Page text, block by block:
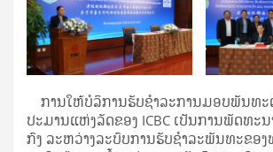
ການໃຫ້ບໍລິການຮັບຊຳລະການມອບພັນທະຕ່
ປະມານແຫ່ງລັດຂອງ ICBC ເປັນການພັດທະ
ກົງ ລະຫວ່າງລະບົບການຮັບຊຳລະພັນທະຂອງ